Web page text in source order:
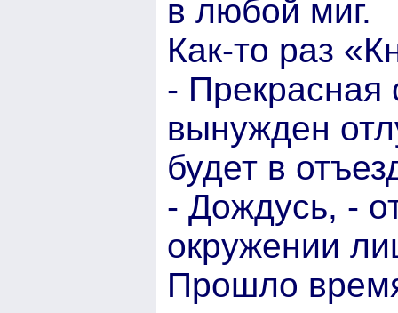
в любой миг.
Как-то раз
- Прекрасная
вынужден
будет в
- Дождусь, -
окружении
Прошло